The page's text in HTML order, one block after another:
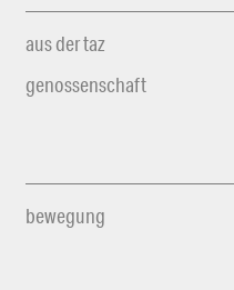
aus der taz
genossenschaft
bewegung